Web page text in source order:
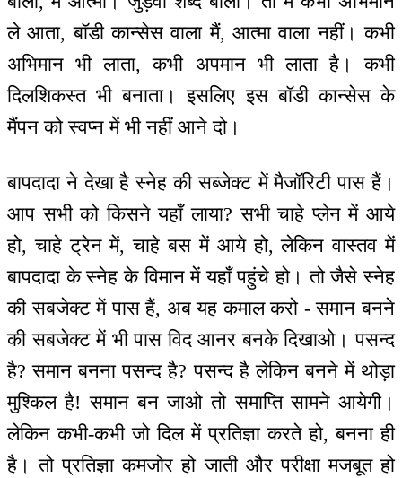
ले आता, बॉडी कान्सेस वाला मैं, आत्मा वाला नहीं। कभी
अभिमान भी लाता, कभी अपमान भी लाता है। कभी
दिलशिकस्त भी बनाता। इसलिए इस बॉडी कान्सेस के
मैंपन को स्वप्न में भी नहीं आने दो।
बापदादा ने देखा है स्नेह की सब्जेक्ट में मैजॉरिटी पास हैं।
आप सभी को किसने यहाँ लाया? सभी चाहे प्लेन में आये
हो, चाहे ट्रेन में, चाहे बस में आये हो, लेकिन वास्तव में
बापदादा के स्नेह के विमान में यहाँ पहुंचे हो। तो जैसे स्नेह
की सबजेक्ट में पास हैं, अब यह कमाल करो - समान बनने
की सबजेक्ट में भी पास विद आनर बनके दिखाओ। पसन्द
है? समान बनना पसन्द है? पसन्द है लेकिन बनने में थोड़ा
मुश्किल है! समान बन जाओ तो समाप्ति सामने आयेगी।
लेकिन कभी-कभी जो दिल में प्रतिज्ञा करते हो, बनना ही
है। तो प्रतिज्ञा कमजोर हो जाती और परीक्षा मजबूत हो